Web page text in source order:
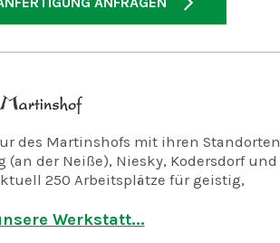
des Martinshofs mit ihren Standorten
(an der Neiße), Niesky, Kodersdorf und
250 Arbeitsplätze für geistig,
Werkstatt...